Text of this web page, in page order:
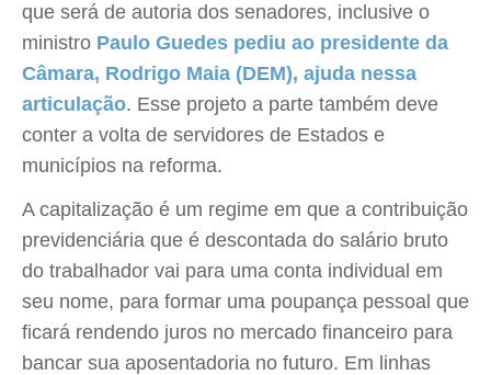
que será de autoria dos senadores, inclusive o
ministro Paulo Guedes pediu ao presidente da
Câmara, Rodrigo Maia (DEM), ajuda nessa
articulação. Esse projeto a parte também deve
conter a volta de servidores de Estados e
municípios na reforma.
A capitalização é um regime em que a contribuição
previdenciária que é descontada do salário bruto
do trabalhador vai para uma conta individual em
seu nome, para formar uma poupança pessoal que
ficará rendendo juros no mercado financeiro para
bancar sua aposentadoria no futuro. Em linhas